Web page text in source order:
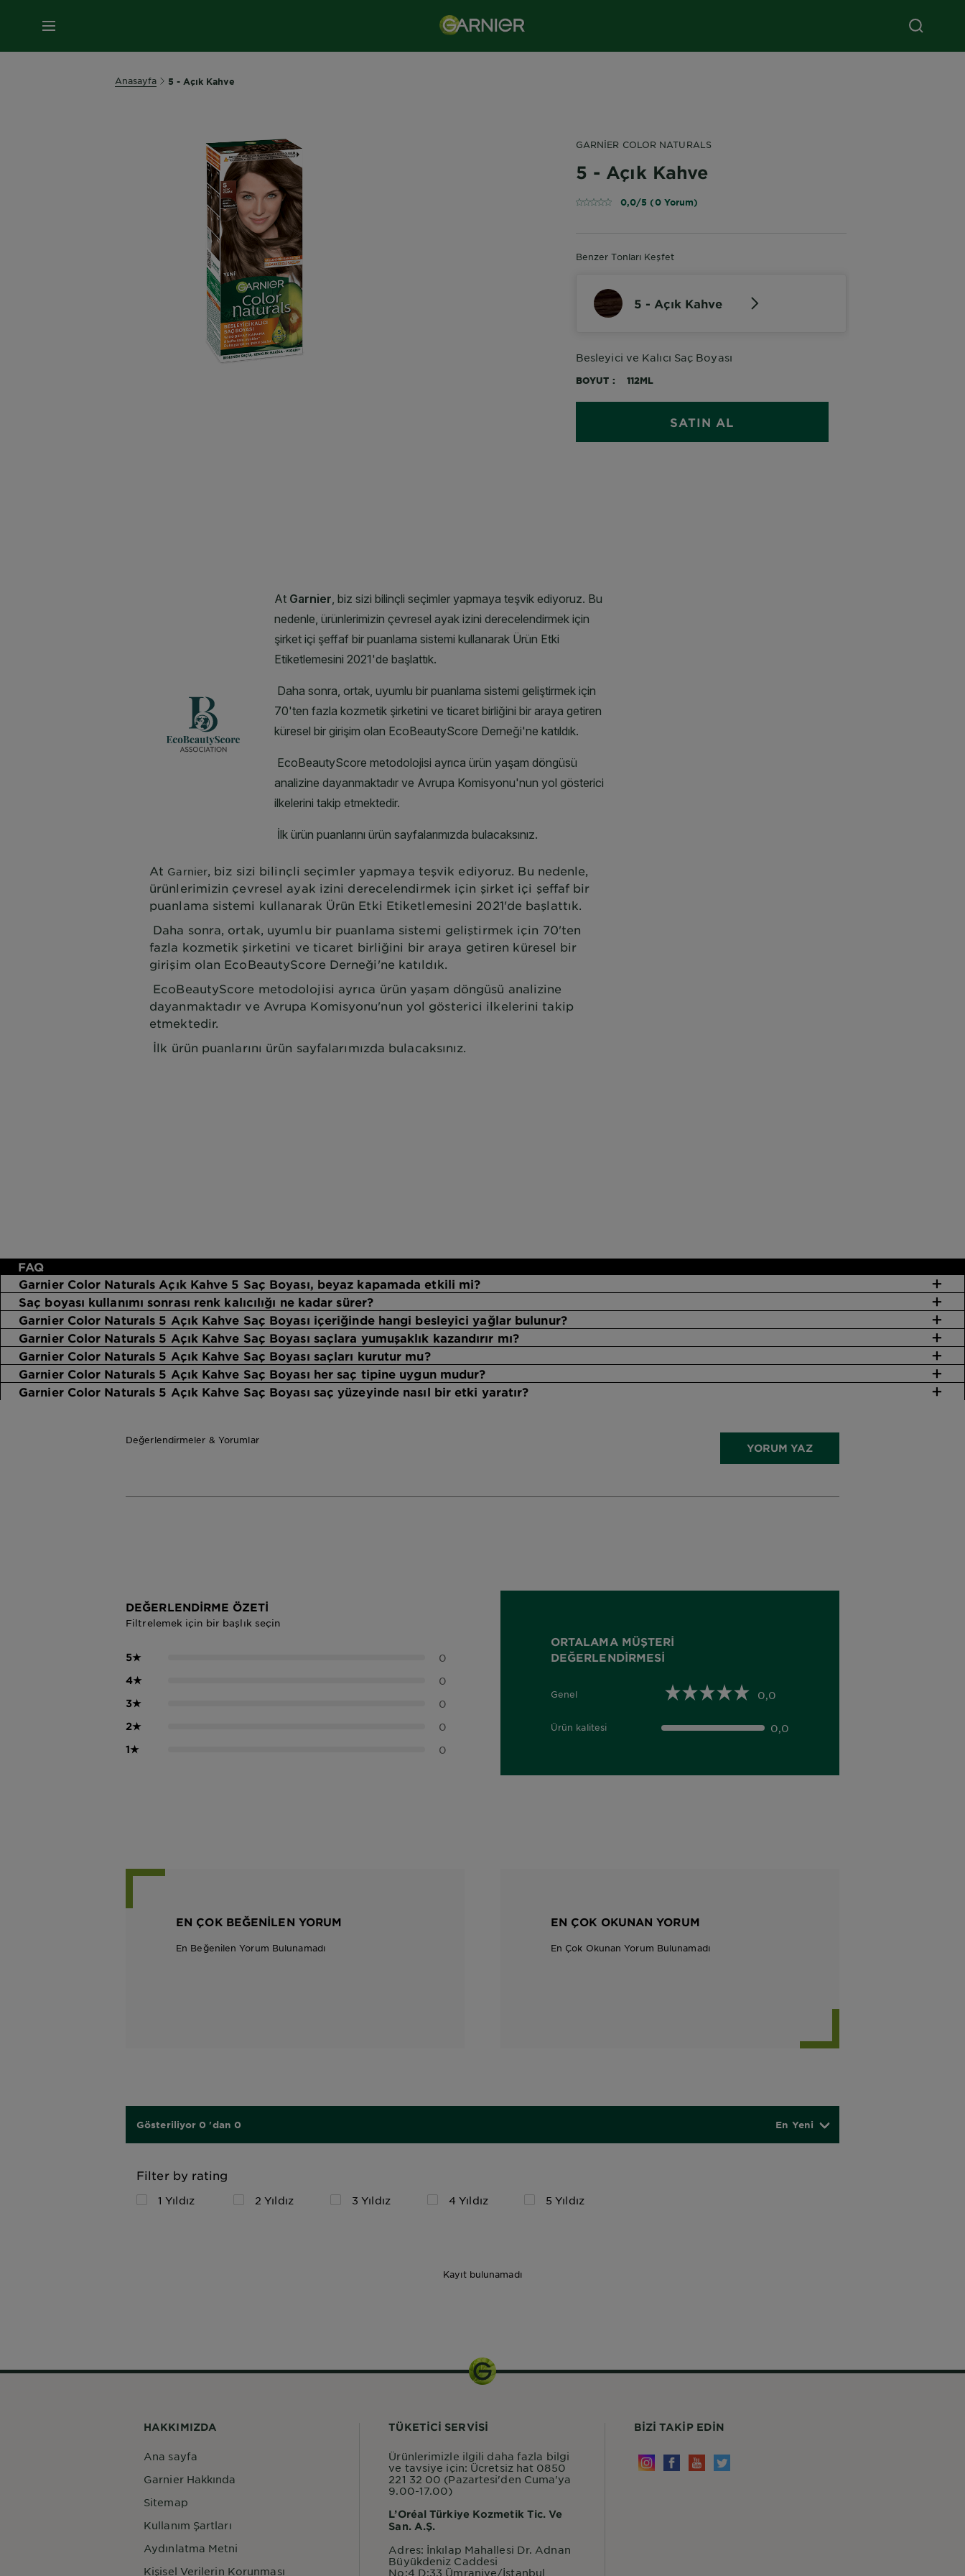
MENÜ
Anasayfa 5 - Açık Kahve
GARNIER COLOR NATURALS
5 - Açık Kahve
0,0/5 (0 Yorum)
Benzer Tonları Keşfet
5 - Açık Kahve
Besleyici ve Kalıcı Saç Boyası
BOYUT 112ML
SATIN AL
At Garnier, biz sizi bilinçli seçimler yapmaya teşvik ediyoruz. Bu nedenle,
ürünlerimizin çevresel ayak izini derecelendirmek için şirket içi şeffaf bir
puanlama sistemi kullanarak Ürün Etki Etiketlemesini 2021'de başlattık.
Daha sonra, ortak, uyumlu bir puanlama sistemi geliştirmek için 70'ten
fazla kozmetik şirketini ve ticaret birliğini bir araya getiren küresel bir
girişim olan EcoBeautyScore Derneği'ne katıldık.
EcoBeautyScore metodolojisi ayrıca ürün yaşam döngüsü analizine
dayanmaktadır ve Avrupa Komisyonu'nun yol gösterici ilkelerini takip
etmektedir.
İlk ürün puanlarını ürün sayfalarımızda bulacaksınız.
FAQ
Garnier Color Naturals Açık Kahve 5 Saç Boyası, beyaz kapamada etkili mi?
Saç boyası kullanımı sonrası renk kalıcılığı ne kadar sürer?
Garnier Color Naturals 5 Açık Kahve Saç Boyası içeriğinde hangi besleyici yağlar bulunur?
Garnier Color Naturals 5 Açık Kahve Saç Boyası saçlara yumuşaklık kazandırır mı?
Garnier Color Naturals 5 Açık Kahve Saç Boyası saçları kurutur mu?
Garnier Color Naturals 5 Açık Kahve Saç Boyası her saç tipine uygun mudur?
Garnier Color Naturals 5 Açık Kahve Saç Boyası saç yüzeyinde nasıl bir etki yaratır?
Değerlendirmeler & Yorumlar
YORUM YAZ
DEĞERLENDIRME ÖZETI
Filtrelemek için bir başlık seçin
5★ 0
4★ 0
3★ 0
2★ 0
1★ 0
ORTALAMA MÜŞTERI
DEĞERLENDIRMESI
Genel
0,0 out of 5 stars 0,0
Ürün kalitesi
0,0 out of 5 stars 0,0
EN ÇOK BEĞENILEN YORUM
En Beğenilen Yorum Bulunamadı
EN ÇOK OKUNAN YORUM
En Çok Okunan Yorum Bulunamadı
Gösteriliyor 0 'dan 0 En Yeni
Filter by rating
1 Yıldız 2 Yıldız 3 Yıldız 4 Yıldız 5 Yıldız
Kayıt bulunamadı
HAKKIMIZDA
Ana sayfa
Garnier Hakkında
Sitemap
Kullanım Şartları
Aydınlatma Metni
Kişisel Verilerin Korunması
TÜKETİCİ SERVİSİ
Ürünlerimizle ilgili daha fazla bilgi
ve tavsiye için: Ücretsiz hat 0850
221 32 00 (Pazartesi'den Cuma'ya
9.00-17.00)
L’Oréal Türkiye Kozmetik Tic. Ve
San. A.Ş.
Adres: İnkılap Mahallesi Dr. Adnan
Büyükdeniz Caddesi
No:4 D:33 Ümraniye/İstanbul
BIZI TAKIP EDIN